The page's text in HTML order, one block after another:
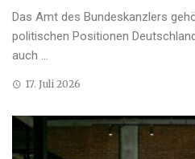
Das Amt des Bundeskanzlers
politischen Positionen
auch ...
17. Juli 2026